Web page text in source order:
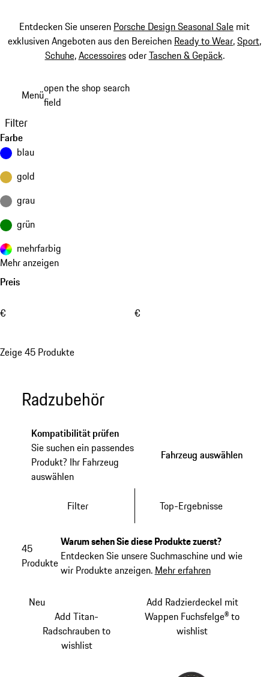
Entdecken Sie unseren Porsche Design Seasonal Sale mit
exklusiven Angeboten aus den Bereichen Ready to Wear,Sport,
Schuhe,AccessoiresoderTaschen & Gepäck.
Hauptinhalt
Menüopen the shop search
field
Filter
Farbe
blau
gold
grau
grün
mehrfarbig
Mehr anzeigen
Preis
€ €
Zeige 45 Produkte
Radzubehör
Kompatibilität prüfen
Sie suchen ein passendes
Produkt? Ihr Fahrzeug
auswählen
Fahrzeug auswählen
Fahrzeug auswählen
Filter Top-Ergebnisse
45
Produkte
Warum sehen Sie diese Produkte zuerst?
Entdecken Sie unsere Suchmaschine und wie
wir Produkte anzeigen. Mehr erfahren
Neu
Add Titan-
Radschrauben to
wishlist
Add Radzierdeckel mit
Wappen Fuchsfelge® to
wishlist